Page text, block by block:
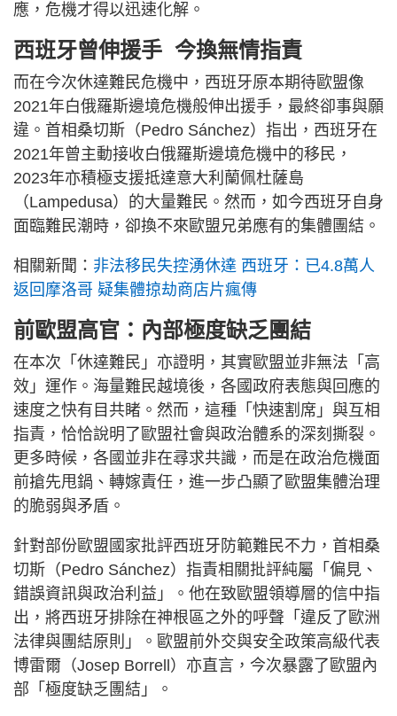
應，危機才得以迅速化解。
西班牙曾伸援手 今換無情指責
而在今次休達難民危機中，西班牙原本期待歐盟像
2021年白俄羅斯邊境危機般伸出援手，最終卻事與願
違。首相桑切斯（Pedro Sánchez）指出，西班牙在
2021年曾主動接收白俄羅斯邊境危機中的移民，
2023年亦積極支援抵達意大利蘭佩杜薩島
（Lampedusa）的大量難民。然而，如今西班牙自身
面臨難民潮時，卻換不來歐盟兄弟應有的集體團結。
相關新聞： 非法移民失控湧休達 西班牙：已4.8萬人
返回摩洛哥 疑集體掠劫商店片瘋傳
前歐盟高官：內部極度缺乏團結
在本次「休達難民」亦證明，其實歐盟並非無法「高
效」運作。海量難民越境後，各國政府表態與回應的
速度之快有目共睹。然而，這種「快速割席」與互相
指責，恰恰說明了歐盟社會與政治體系的深刻撕裂。
更多時候，各國並非在尋求共識，而是在政治危機面
前搶先甩鍋、轉嫁責任，進一步凸顯了歐盟集體治理
的脆弱與矛盾。
針對部份歐盟國家批評西班牙防範難民不力，首相桑
切斯（Pedro Sánchez）指責相關批評純屬「偏見、
錯誤資訊與政治利益」。他在致歐盟領導層的信中指
出，將西班牙排除在神根區之外的呼聲「違反了歐洲
法律與團結原則」。歐盟前外交與安全政策高級代表
博雷爾（Josep Borrell）亦直言，今次暴露了歐盟內
部「極度缺乏團結」。